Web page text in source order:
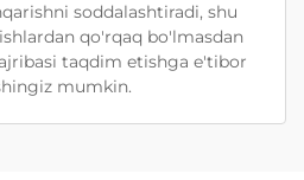
soddalashtiradi, shu
qo'rqaq bo'lmasdan
taqdim etishga e'tibor
mumkin.